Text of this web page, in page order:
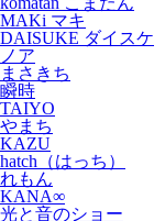
MAKi マキ
DAISUKE ダイスケ
ノア
まさきち
瞬時
TAIYO
やまち
KAZU
hatch（はっち）
れもん
KANA∞
光と音のショー